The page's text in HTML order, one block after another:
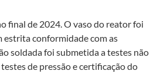
final de 2024. O vaso do reator foi
estrita conformidade com as
soldada foi submetida a testes não
de pressão e certificação do